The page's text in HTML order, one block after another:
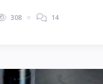
308 14